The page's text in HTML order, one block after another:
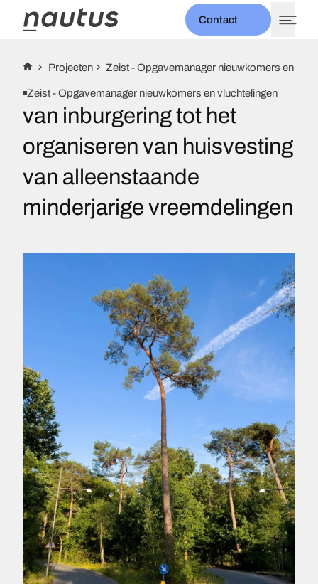
Thema's expand_more
Projecten
Over ons
Evenementen
Contact
Projecten Zeist - Opgavemanager nieuwkomers en
Zeist - Opgavemanager nieuwkomers en vluchtelingen
van inburgering tot het
organiseren van huisvesting
van alleenstaande
minderjarige vreemdelingen